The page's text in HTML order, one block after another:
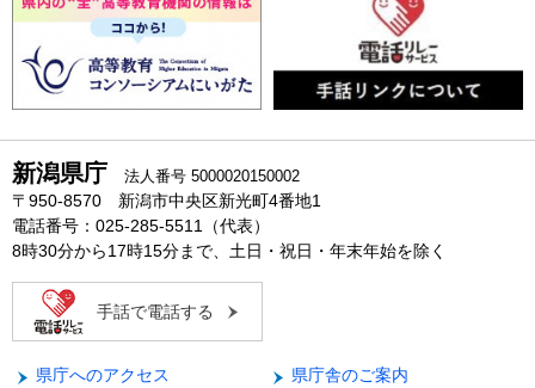
新潟県庁 法人番号 5000020150002
〒950-8570 新潟市中央区新光町4番地1
電話番号：025-285-5511（代表）
8時30分から17時15分まで、土日・祝日・年末年始を除く
手話で電話する
県庁へのアクセス
県庁舎のご案内